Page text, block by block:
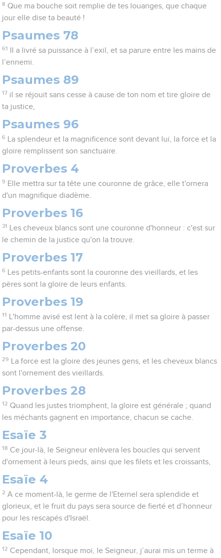
8 Que ma bouche soit remplie de tes louanges, que chaque
jour elle dise ta beauté !
Psaumes 78
61
Il a livré sa puissance à l’exil, et sa parure entre les mains de
l’ennemi.
Psaumes 89
17 il se réjouit sans cesse à cause de ton nom et tire gloire de
ta justice,
Psaumes 96
6
La splendeur et la magnificence sont devant lui, la force et la
gloire remplissent son sanctuaire.
Proverbes 4
9 Elle mettra sur ta tête une couronne de grâce, elle t'ornera
d'un magnifique diadème.
Proverbes 16
31
Les cheveux blancs sont une couronne d'honneur : c'est sur
le chemin de la justice qu'on la trouve.
Proverbes 17
6
Les petits-enfants sont la couronne des vieillards, et les
pères sont la gloire de leurs enfants.
Proverbes 19
11
L'homme avisé est lent à la colère, il met sa gloire à passer
par-dessus une offense.
Proverbes 20
29
La force est la gloire des jeunes gens, et les cheveux blancs
sont l'ornement des vieillards.
Proverbes 28
12 Quand les justes triomphent, la gloire est générale ; quand
les méchants gagnent en importance, chacun se cache.
Esaïe 3
18 Ce jour-là, le Seigneur enlèvera les boucles qui servent
d'ornement à leurs pieds, ainsi que les filets et les croissants,
Esaïe 4
2 A ce moment-là, le germe de l'Eternel sera splendide et
glorieux, et le fruit du pays sera source de fierté et d’honneur
pour les rescapés d'Israël.
Esaïe 10
12 Cependant, lorsque moi, le Seigneur, j’aurai mis un terme à